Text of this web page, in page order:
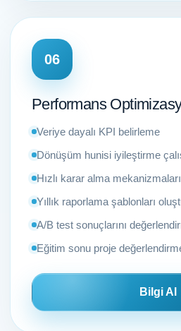
06
Performans
Veriye dayalı KPI belirleme
Dönüşüm hunisi iyileştirme
Hızlı karar alma mekanizmaları
Yıllık raporlama şablonları
A/B test sonuçlarını
Eğitim sonu proje
Bilgi Al